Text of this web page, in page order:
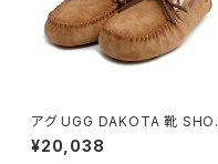
アグ UGG DAKOTA 靴 SHOE
S モカシン 1107949-CHEST
NUT-8 レディース CHESTNU
¥20,038